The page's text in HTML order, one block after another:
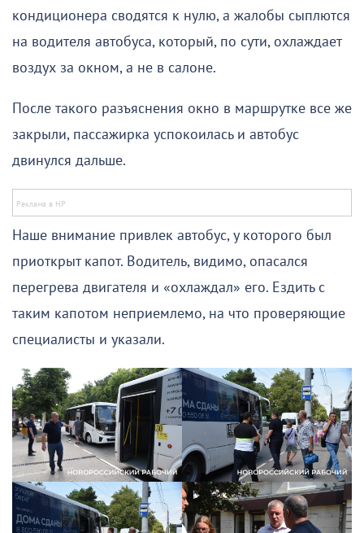
кондиционера сводятся к нулю, а жалобы сыплются
на водителя автобуса, который, по сути, охлаждает
воздух за окном, а не в салоне.
После такого разъяснения окно в маршрутке все же
закрыли, пассажирка успокоилась и автобус
двинулся дальше.
Наше внимание привлек автобус, у которого был
приоткрыт капот. Водитель, видимо, опасался
перегрева двигателя и «охлаждал» его. Ездить с
таким капотом неприемлемо, на что проверяющие
специалисты и указали.